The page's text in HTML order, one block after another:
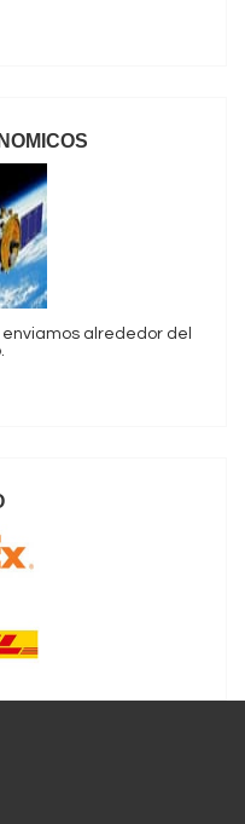
alrededor del